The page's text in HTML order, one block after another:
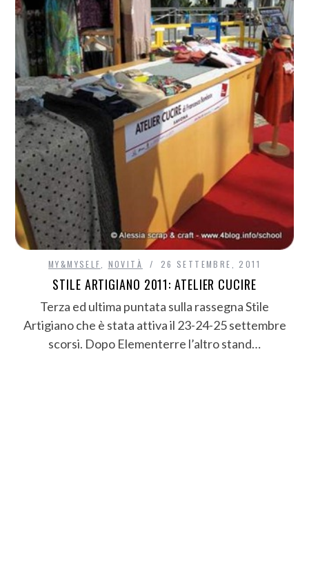
MY&MYSELF NOVITÀ 26 SETTEMBRE, 2011
STILE ARTIGIANO 2011: ATELIER CUCIRE
Terza ed ultima puntata sulla rassegna Stile
Artigiano che è stata attiva il 23-24-25 settembre
scorsi. Dopo Elementerre l’altro stand…